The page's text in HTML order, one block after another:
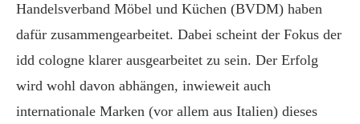
Handelsverband Möbel und Küchen (BVDM) haben
dafür zusammengearbeitet. Dabei scheint der Fokus der
idd cologne klarer ausgearbeitet zu sein. Der Erfolg
wird wohl davon abhängen, inwieweit auch
internationale Marken (vor allem aus Italien) dieses